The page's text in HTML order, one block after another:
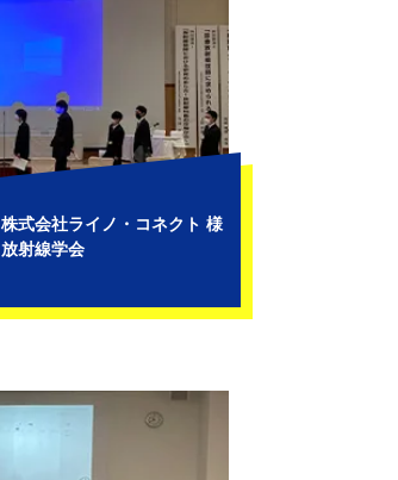
株式会社ライノ・コネクト 様
放射線学会